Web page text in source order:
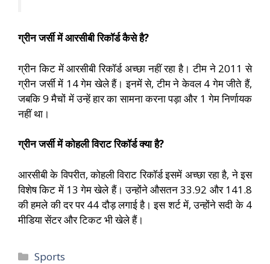
ग्रीन जर्सी में आरसीबी रिकॉर्ड कैसे है?
ग्रीन किट में आरसीबी रिकॉर्ड अच्छा नहीं रहा है। टीम ने 2011 से
ग्रीन जर्सी में 14 गेम खेले हैं। इनमें से, टीम ने केवल 4 गेम जीते हैं,
जबकि 9 मैचों में उन्हें हार का सामना करना पड़ा और 1 गेम निर्णायक
नहीं था।
ग्रीन जर्सी में कोहली विराट रिकॉर्ड क्या है?
आरसीबी के विपरीत, कोहली विराट रिकॉर्ड इसमें अच्छा रहा है, ने इस
विशेष किट में 13 गेम खेले हैं। उन्होंने औसतन 33.92 और 141.8
की हमले की दर पर 44 दौड़ लगाई है। इस शर्ट में, उन्होंने सदी के 4
मीडिया सेंटर और टिकट भी खेले हैं।
Sports